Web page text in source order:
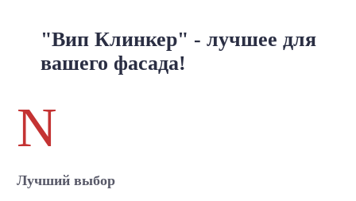
"Вип Клинкер" - лучшее для
вашего фасада!
N
Лучший выбор